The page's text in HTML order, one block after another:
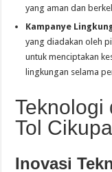
yang aman dan
Kampanye
yang diadakan oleh
untuk menciptakan
lingkungan selama
Teknologi
Tol
Inovasi